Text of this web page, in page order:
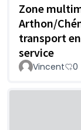
Zone
Arthon/
transport
service
Vincent 0